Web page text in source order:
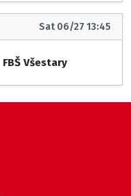
Sat 06/27 13:45
FBŠ Všestary